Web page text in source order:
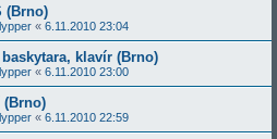
(Brno)
« 6.11.2010 23:04
klavír (Brno)
« 6.11.2010 23:00
(Brno)
« 6.11.2010 22:59